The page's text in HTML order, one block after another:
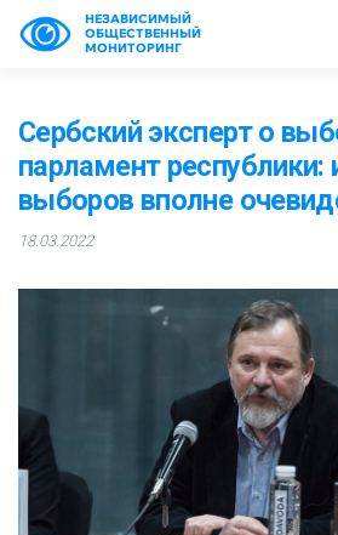
НЕЗАВИСИМЫЙ
ОБЩЕСТВЕННЫЙ
МОНИТОРИНГ
Сербский эксперт о
парламент республики:
выборов вполне
18.03.2022